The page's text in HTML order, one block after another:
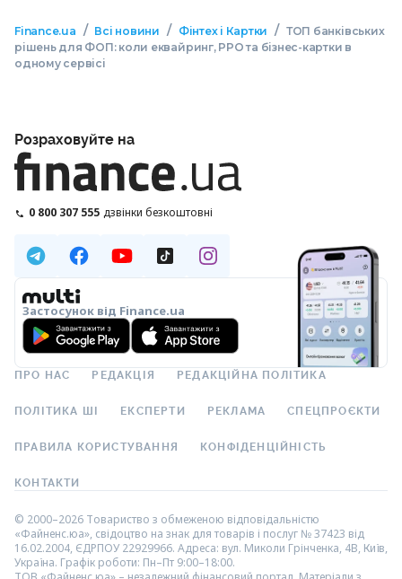
Finance.ua / Всі новини / Фінтех і Картки / ТОП банківських
рішень для ФОП: коли еквайринг, РРО та бізнес-картки в
одному сервісі
Розраховуйте на
0 800 307 555 дзвінки безкоштовні
Застосунок від Finance.ua
ПРО НАС РЕДАКЦІЯ РЕДАКЦІЙНА ПОЛІТИКА
ПОЛІТИКА ШІ ЕКСПЕРТИ РЕКЛАМА СПЕЦПРОЄКТИ
ПРАВИЛА КОРИСТУВАННЯ КОНФІДЕНЦІЙНІСТЬ
КОНТАКТИ
© 2000–2026 Товариство з обмеженою відповідальністю
«Файненс.юа», свідоцтво на знак для товарів і послуг № 37423 від
16.02.2004, ЄДРПОУ 22929966. Адреса: вул. Миколи Грінченка, 4В, Київ,
Україна. Графік роботи: Пн–Пт 9:00–18:00.